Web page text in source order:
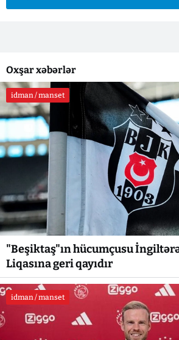
Oxşar xəbərlər
idman / manset
"Beşiktaş"ın hücumçusu
Liqasına geri qayıdır
idman / manset